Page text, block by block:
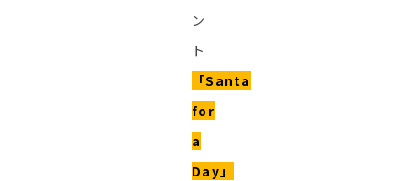
ン
ト
「Santa
for
a
Day」